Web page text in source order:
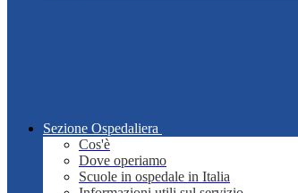
Sezione Ospedaliera
Cos'è
Dove operiamo
Scuole in ospedale in Italia